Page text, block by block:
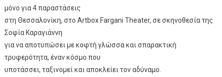
μόνο για 4 παραστάσεις
στη Θεσσαλονίκη, στο Artbox Fargani Theater, σε σκηνοθεσία της
Σοφία Καραγιάννη
για να αποτυπώσει με κοφτή γλώσσα και σπαρακτική
τρυφερότητα, έναν κόσμο που
υποτάσσει, ταξινομεί και αποκλείει τον αδύναμο.